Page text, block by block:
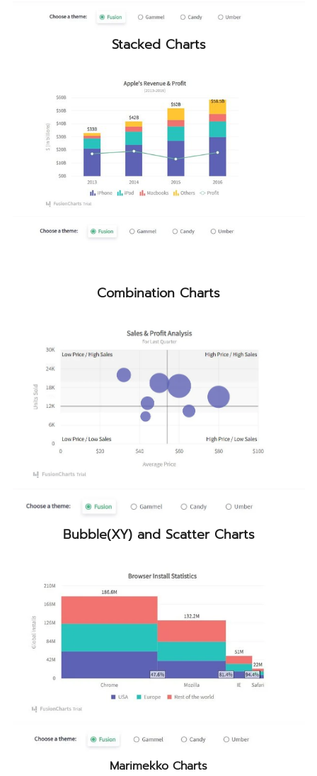
Stacked Charts
Combination Charts
Bubble(XY) and Scatter Charts
Marimekko Charts